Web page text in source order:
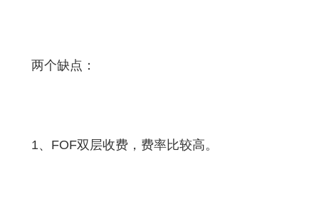
两个缺点：
1、FOF双层收费，费率比较高。